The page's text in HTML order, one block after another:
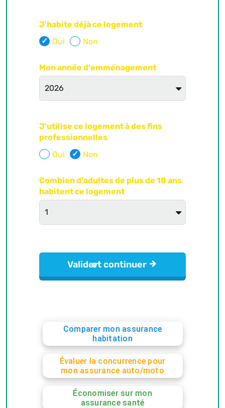
Comparer mon assurance
habitation
Évaluer la concurrence pour
mon assurance auto/moto
Économiser sur mon
assurance santé